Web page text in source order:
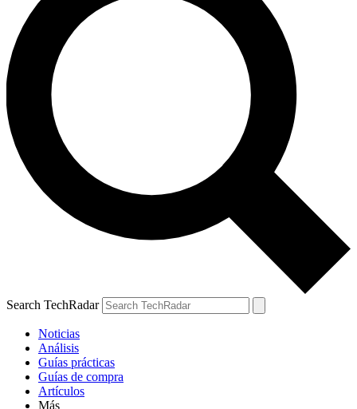
Search TechRadar
Noticias
Análisis
Guías prácticas
Guías de compra
Artículos
Más